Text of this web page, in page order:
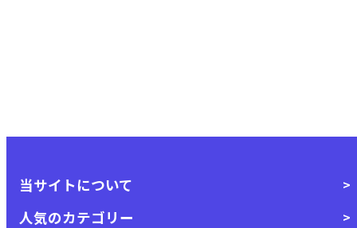
当サイトについて
人気のカテゴリー